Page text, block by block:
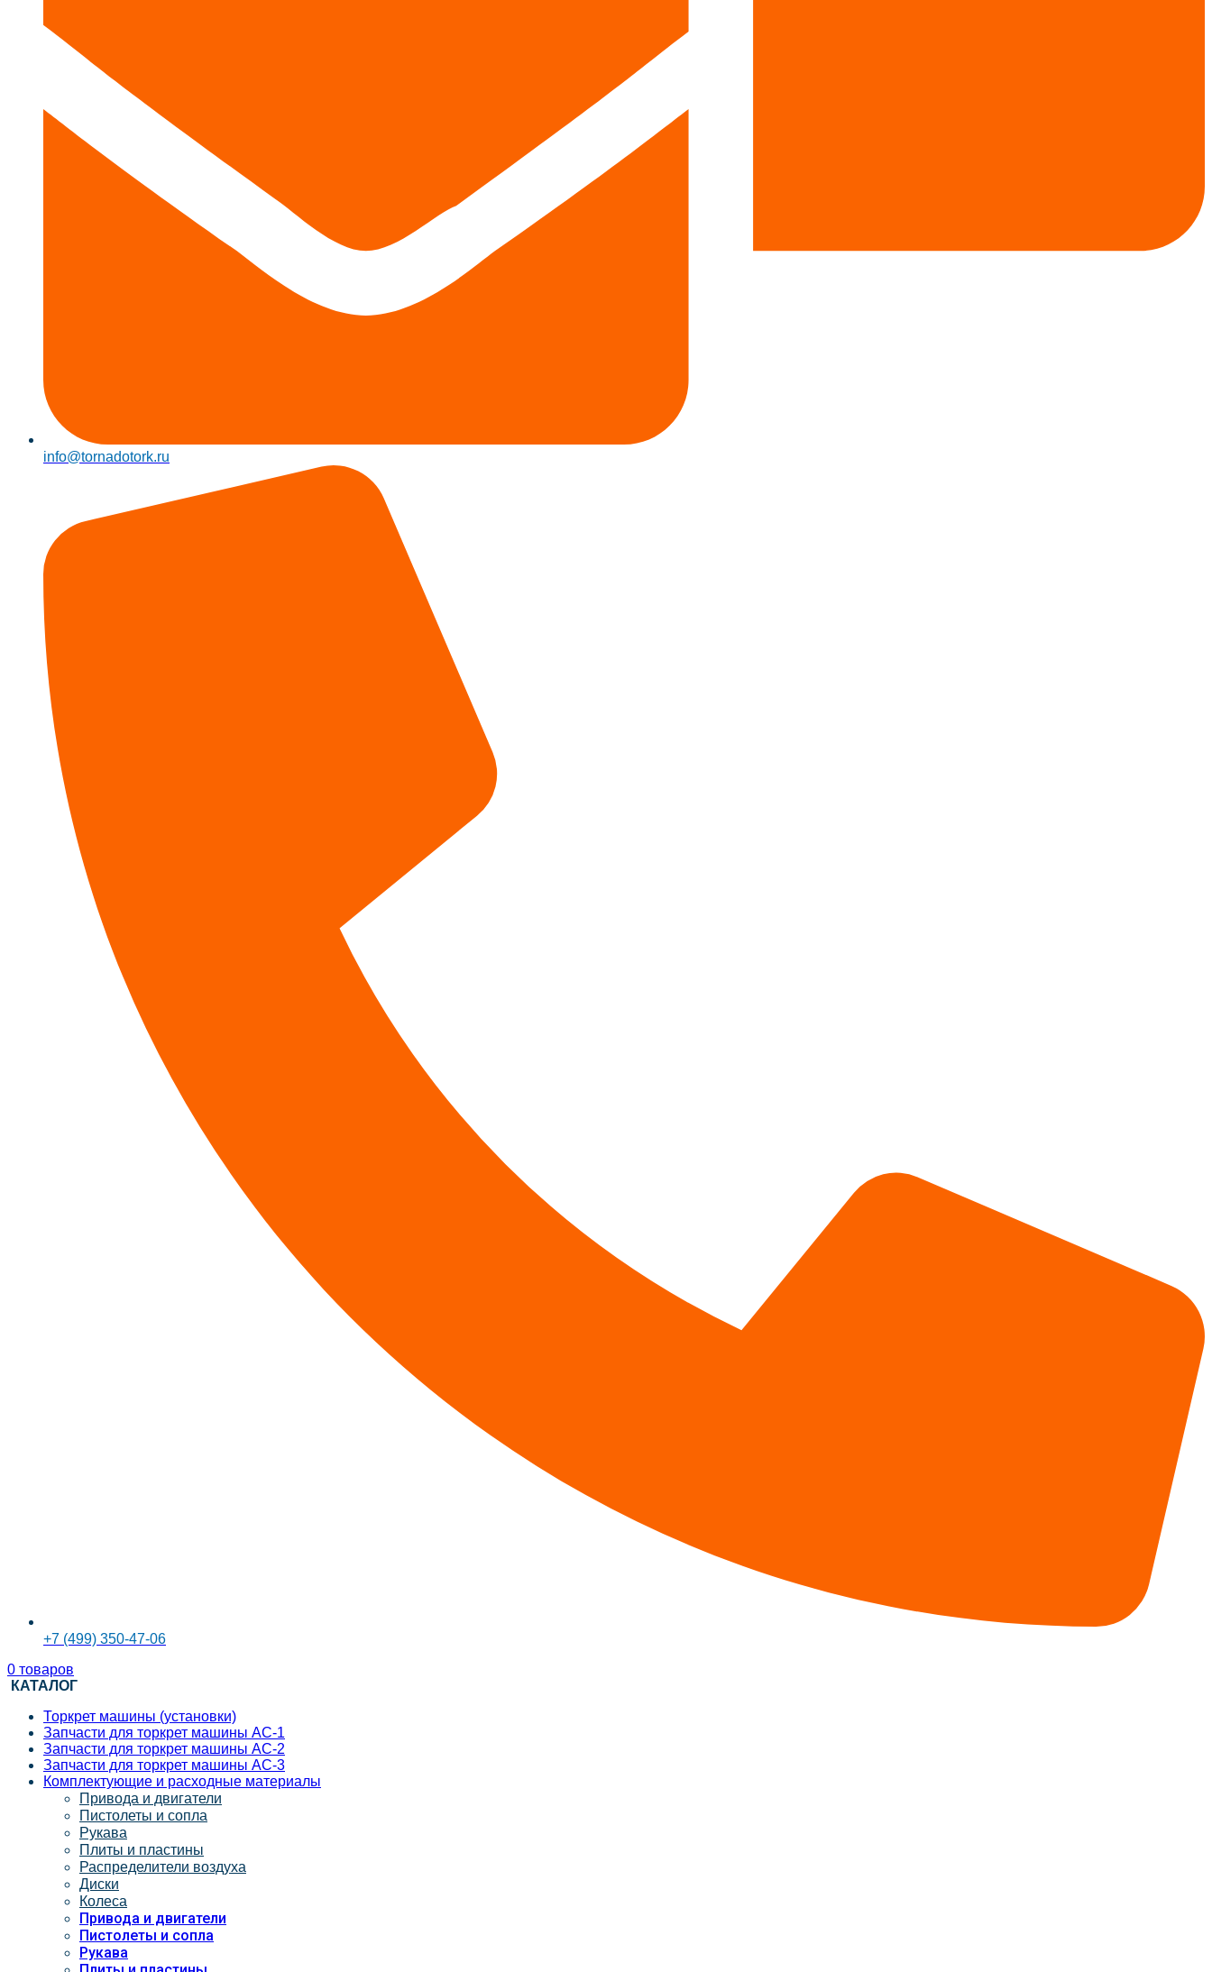
info@tornadotork.ru
+7 (499) 350-47-06
0 товаров
КАТАЛОГ
Торкрет машины (установки)
Запчасти для торкрет машины АС-1
Запчасти для торкрет машины АС-2
Запчасти для торкрет машины АС-3
Комплектующие и расходные материалы
Привода и двигатели
Пистолеты и сопла
Рукава
Плиты и пластины
Распределители воздуха
Диски
Колеса
Привода и двигатели
Пистолеты и сопла
Рукава